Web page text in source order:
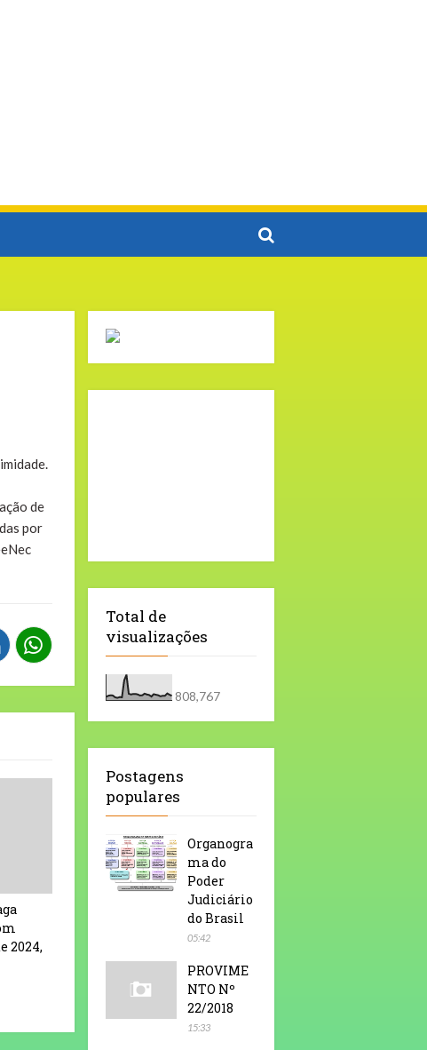
de
por
2024,
Total de
visualizações
808,767
Postagens
populares
Organogra
ma do
Poder
Judiciário
do Brasil
05:42
PROVIME
NTO Nº
22/2018
15:33